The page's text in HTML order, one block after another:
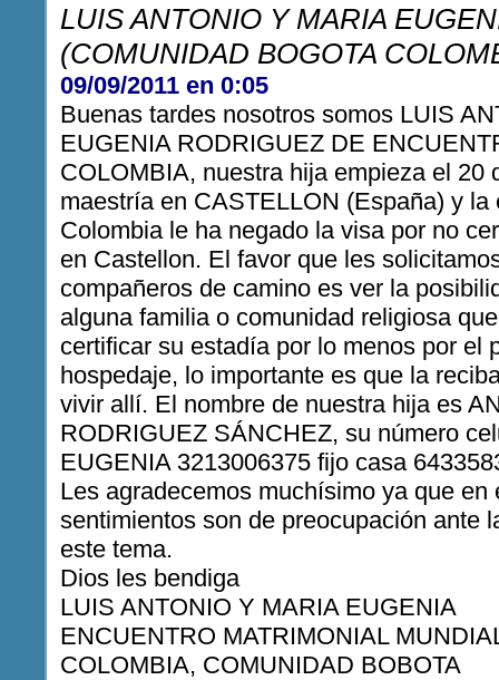
LUIS ANTONIO Y MARIA
(COMUNIDAD BOGOTA
09/09/2011 en 0:05
Buenas tardes nosotros somos LUIS
EUGENIA RODRIGUEZ DE
COLOMBIA, nuestra hija empieza el 20
maestría en CASTELLON (España) y
Colombia le ha negado la visa por no
en Castellon. El favor que les
compañeros de camino es ver la
alguna familia o comunidad religiosa
certificar su estadía por lo menos por el
hospedaje, lo importante es que la
vivir allí. El nombre de nuestra hija es
RODRIGUEZ SÁNCHEZ, su número
EUGENIA 3213006375 fijo casa
Les agradecemos muchísimo ya que
sentimientos son de preocupación ante
este tema.
Dios les bendiga
LUIS ANTONIO Y MARIA EUGENIA
ENCUENTRO MATRIMONIAL
COLOMBIA, COMUNIDAD BOBOTA